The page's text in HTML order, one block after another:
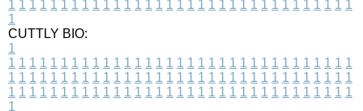
1 1 1 1 1 1 1 1 1 1 1 1 1 1 1 1 1 1 1 1 1 1 1 1 1 1 1 1 1 1 1 1 1
1
CUTTLY BIO:
1
1 1 1 1 1 1 1 1 1 1 1 1 1 1 1 1 1 1 1 1 1 1 1 1 1 1 1 1 1 1 1 1 1
1 1 1 1 1 1 1 1 1 1 1 1 1 1 1 1 1 1 1 1 1 1 1 1 1 1 1 1 1 1 1 1 1
1 1 1 1 1 1 1 1 1 1 1 1 1 1 1 1 1 1 1 1 1 1 1 1 1 1 1 1 1 1 1 1 1
1